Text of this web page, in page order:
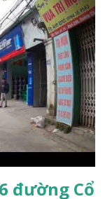
132m2, mặt tiền
Giá bán: 9.5 tỷ,
Quý khách hàng
Thạch Bàn. Vui
0984.999.007 –
trực tuyến
đường Cổ